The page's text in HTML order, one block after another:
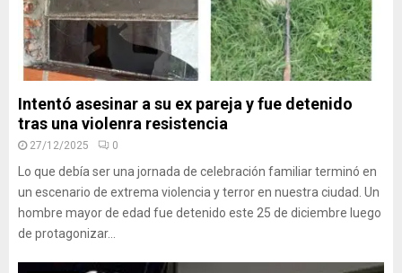
Intentó asesinar a su ex pareja y fue detenido
tras una violenra resistencia
27/12/2025 0
Lo que debía ser una jornada de celebración familiar terminó en
un escenario de extrema violencia y terror en nuestra ciudad. Un
hombre mayor de edad fue detenido este 25 de diciembre luego
de protagonizar...